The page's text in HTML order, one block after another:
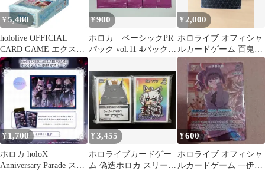
¥ 5,480
hololive OFFICIAL
CARD GAME エクスト
ラブースター「サマ
ー・ホログラム」
（BOX：8パック入り）
¥900
ホロカ ベーシックPR
パック vol.11 4パックセ
¥ 2,000
ホロライブ オフィシャ
ルカードゲーム 百鬼あ
やめ デッキ デッキケー
ス、スリーブ
¥ 1,700
ホロカ holoX
Anniversary Parade スリ
¥3,455
ホロライブカードゲー
ム 偽造ホロカ スリーブ
¥600
ホロライブ オフィシャ
ルカードゲーム 一伊那